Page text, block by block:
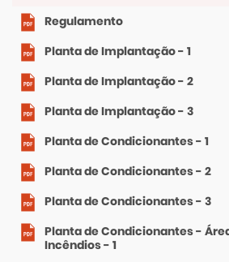
Regulamento
Planta de Implantação - 1
Planta de Implantação - 2
Planta de Implantação - 3
Planta de Condicionantes - 1
Planta de Condicionantes - 2
Planta de Condicionantes - 3
Planta de Condicionantes -
Incêndios - 1